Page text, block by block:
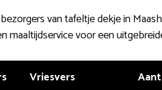
van tafeltje dekje in
maaltijdservice voor een
Vriesvers